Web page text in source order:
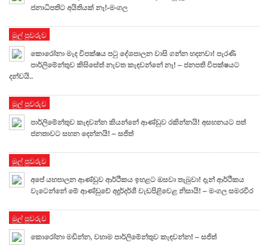
ජනාධිපතිට අයිතියක් නෑ!-මංගල
මුල් පුවරුව
කොරෝනා මැද විපක්ෂය පටු දේශපාලන වාසි ගන්න හදනවා! පැරණි
පාර්ලිමේන්තුව කිසිසේත් නැවත කැඳවන්නේ නෑ! – ජනපති විපක්ෂයට
දන්වයි..
මුල් පුවරුව
පාර්ලිමේන්තුව කැඳවන්න කියන්නේ ආණ්ඩුව රකින්නයි! අසහනයට පත්
ජනතාවට සහන දෙන්නයි! – සජිත්
මුල් පුවරුව
අපේ යහපාලන ආණ්ඩුව ආර්ථිකය ඉහළට ඔසවා තැබුවා! දැන් ආර්ථිකය
වැටෙන්නේ මේ ආණ්ඩුවේ අදූර්දර්ශී වැඩපිළිවෙළ නිසායි! – මංගල සමරවීර
මුල් පුවරුව
කොරෝනා මඩින්න, වහාම පාර්ලිමේන්තුව කැඳවන්න! – සජිත්